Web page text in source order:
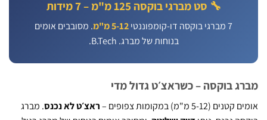
🔧 סט מברגי בוקסה 125 מ"מ – 7 מידות
5-12 מ"מ
. מסובבים אומים
בנוחות של מברג. B.Tech.
בוקסה – כשראצ׳ט גדול מדי
12 מ"מ) במקומות צפופים – ראצ׳ט לא נכנס. מברג